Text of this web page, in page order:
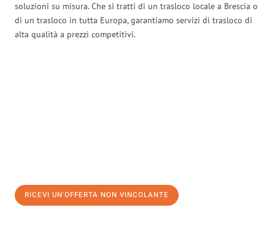
soluzioni su misura. Che si tratti di un trasloco locale a Brescia o
di un trasloco in tutta Europa, garantiamo servizi di trasloco di
alta qualità a prezzi competitivi.
RICEVI UN'OFFERTA NON VINCOLANTE